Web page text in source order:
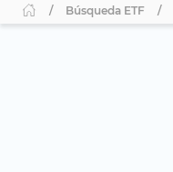
Búsqueda ETF